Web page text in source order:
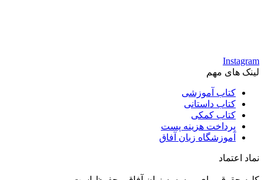
Instagram
لینک های مهم
کتاب آموزشی
کتاب داستانی
کتاب کمکی
پرداخت هزینه پست
آموزشگاه زبان آفاق
نماد اعتماد